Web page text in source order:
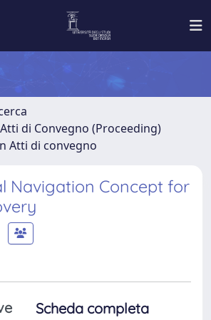
di Convegno (Proceeding)
Atti di convegno
Navigation Concept for
Scheda completa